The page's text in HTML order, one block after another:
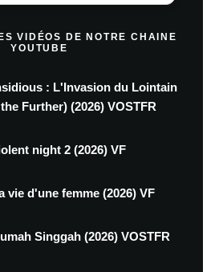
VIDÉOS DE NOTRE CHAINE
YOUTUBE
: L'Invasion du Lointain
Further) (2026) VOSTFR
night 2 (2026) VF
vie d'une femme (2026) VF
Singgah (2026) VOSTFR